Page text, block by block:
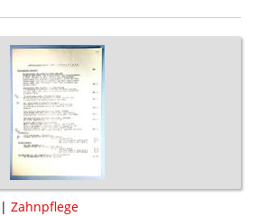
| Zahnpflege